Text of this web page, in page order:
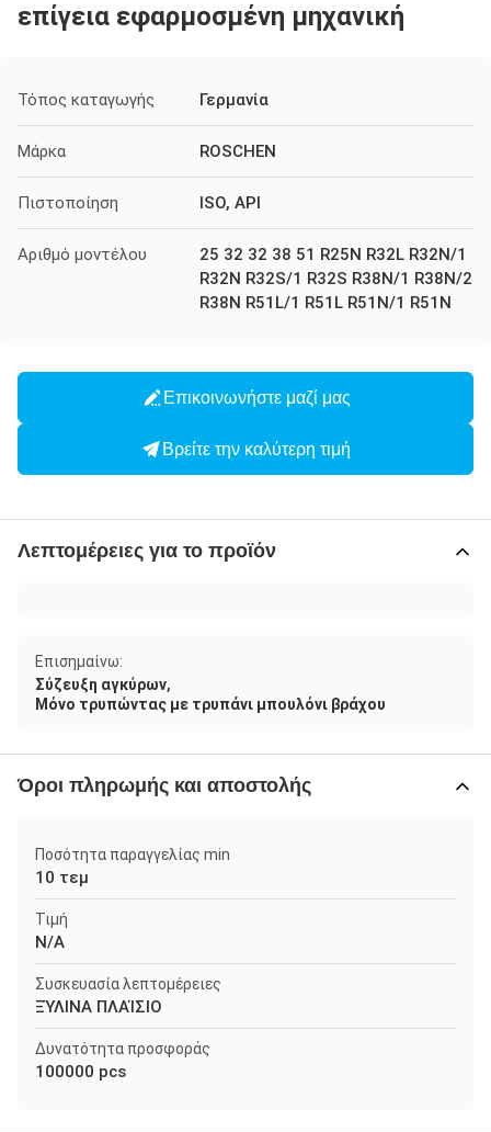
επίγεια εφαρμοσμένη μηχανική
Τόπος καταγωγής Γερμανία
Μάρκα ROSCHEN
Πιστοποίηση ISO, API
Αριθμό μοντέλου
25 32 32 38 51 R25N R32L R32N/1
R32N R32S/1 R32S R38N/1 R38N/2
R38N R51L/1 R51L R51N/1 R51N
Επικοινωνήστε μαζί μας
Βρείτε την καλύτερη τιμή
Λεπτομέρειες για το προϊόν
Επισημαίνω:
Σύζευξη αγκύρων,
Μόνο τρυπώντας με τρυπάνι μπουλόνι βράχου
Όροι πληρωμής και αποστολής
Ποσότητα παραγγελίας min
10 τεμ
Τιμή
N/A
Συσκευασία λεπτομέρειες
ΞΎΛΙΝΑ ΠΛΑΊΣΙΟ
Δυνατότητα προσφοράς
100000 pcs